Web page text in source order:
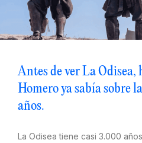
Antes de ver La Odisea,
Homero ya sabía sobre
años.
La Odisea tiene casi 3.000